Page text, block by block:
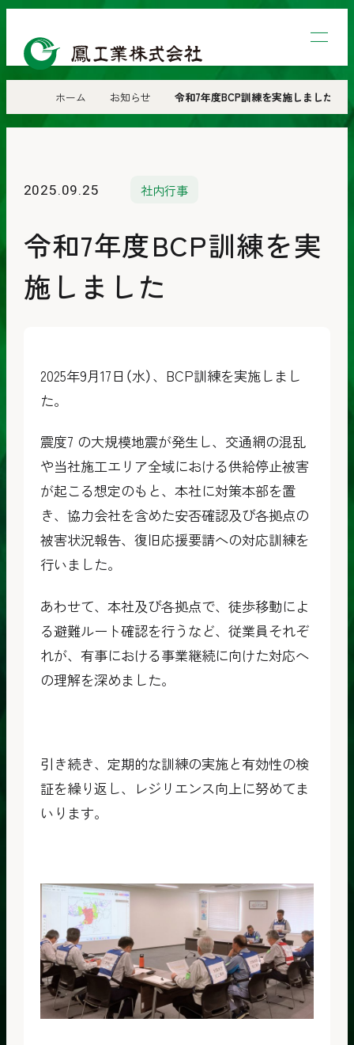
鳳
工
株
社
ホーム お知らせ 令和7年度BCP訓練を実施しました
2025.09.25 社内行事
令和7年度BCP訓練を実
施しました
2025年9月17日（水）、BCP訓練を実施しまし
た。
震度7 の大規模地震が発生し、交通網の混乱
や当社施工エリア全域における供給停止被害
が起こる想定のもと、本社に対策本部を置
き、協力会社を含めた安否確認及び各拠点の
被害状況報告、復旧応援要請への対応訓練を
行いました。
あわせて、本社及び各拠点で、徒歩移動によ
る避難ルート確認を行うなど、従業員それぞ
れが、有事における事業継続に向けた対応へ
の理解を深めました。
引き続き、定期的な訓練の実施と有効性の検
証を繰り返し、レジリエンス向上に努めてま
いります。